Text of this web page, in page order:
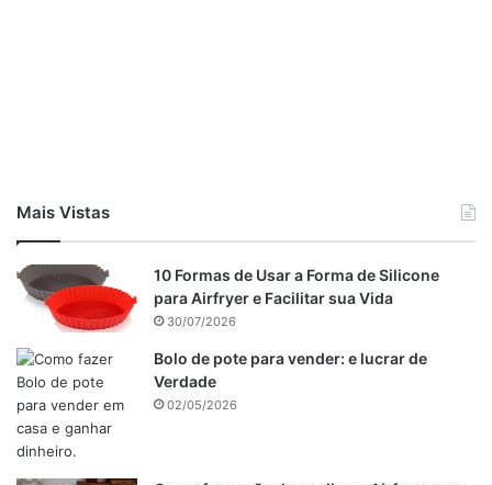
Mais Vistas
10 Formas de Usar a Forma de Silicone
para Airfryer e Facilitar sua Vida
30/07/2026
Bolo de pote para vender: e lucrar de
Verdade
02/05/2026